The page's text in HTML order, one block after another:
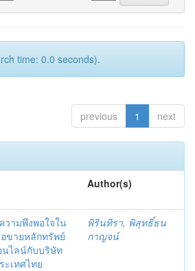
time: 0.0 seconds).
previous 1 next
Author(s)
ามพึงพอใจใน
ขายหลักทรัพย์
นไลน์กับบริษัท
เทศไทย
พิรินทิรา, พิสุทธิ์ธน
กาญจน์